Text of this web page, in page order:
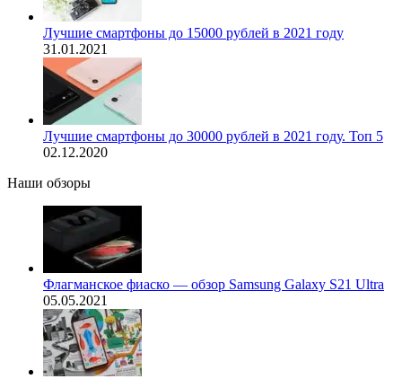
Лучшие смартфоны до 15000 рублей в 2021 году
31.01.2021
Лучшие смартфоны до 30000 рублей в 2021 году. Топ 5
02.12.2020
Наши обзоры
Флагманское фиаско — обзор Samsung Galaxy S21 Ultra
05.05.2021